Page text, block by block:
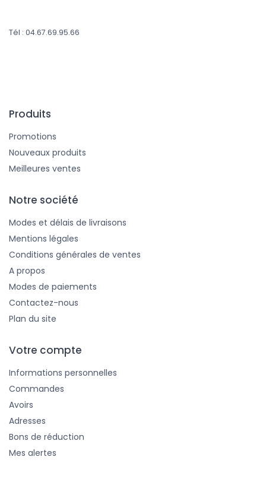
Tél : 04.67.69.95.66
Produits
Promotions
Nouveaux produits
Meilleures ventes
Notre société
Modes et délais de livraisons
Mentions légales
Conditions générales de ventes
A propos
Modes de paiements
Contactez-nous
Plan du site
Votre compte
Informations personnelles
Commandes
Avoirs
Adresses
Bons de réduction
Mes alertes